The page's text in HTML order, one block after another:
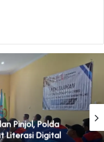
Pinjol, Polda
Literasi Digital